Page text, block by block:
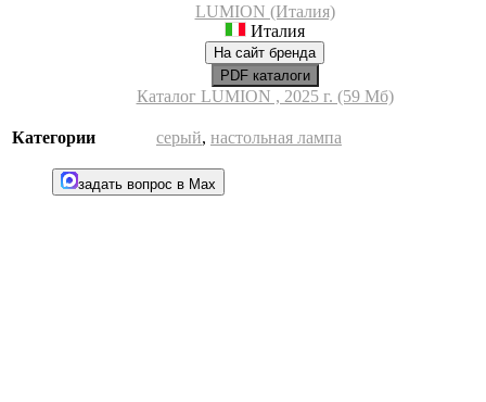
LUMION (Италия)
Италия
На сайт бренда
PDF каталоги
Каталог LUMION , 2025 г. (59 Мб)
Категории серый, настольная лампа
задать вопрос в Max